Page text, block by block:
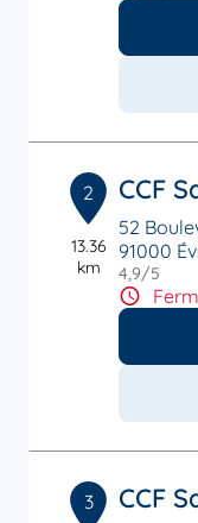
2
13.36
km
CCF
52
91000
4,9/5
3 CCF